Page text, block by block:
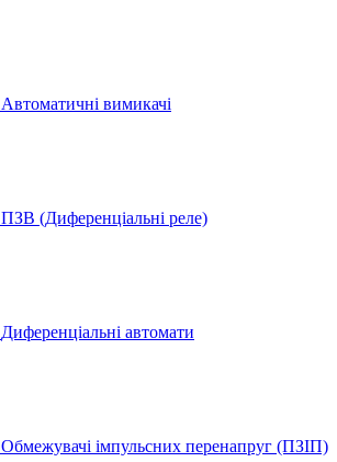
Автоматичні вимикачі
ПЗВ (Диференціальні реле)
Диференціальні автомати
Обмежувачі імпульсних перенапруг (ПЗІП)